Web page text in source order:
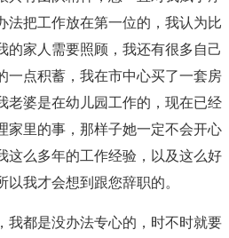
法把工作放在第一位的，我认为比
的家人需要照顾，我还有很多自己
一点积蓄，我在市中心买了一套房
老婆是在幼儿园工作的，现在已经
家里的事，那样子她一定不会开心
这么多年的工作经验，以及这么好
我才会想到跟您辞职的。
我都是没办法专心的，时不时就要